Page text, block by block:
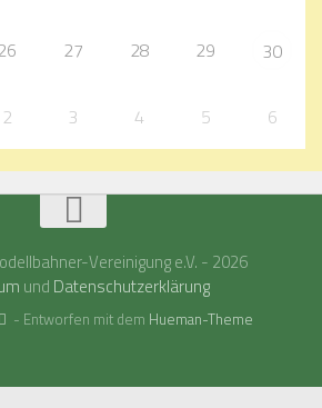
27 28 29 30
2 3 4 5 6
Vereinigung e.V. - 2026
und Datenschutzerklärung
- Entworfen mit dem Hueman-Theme